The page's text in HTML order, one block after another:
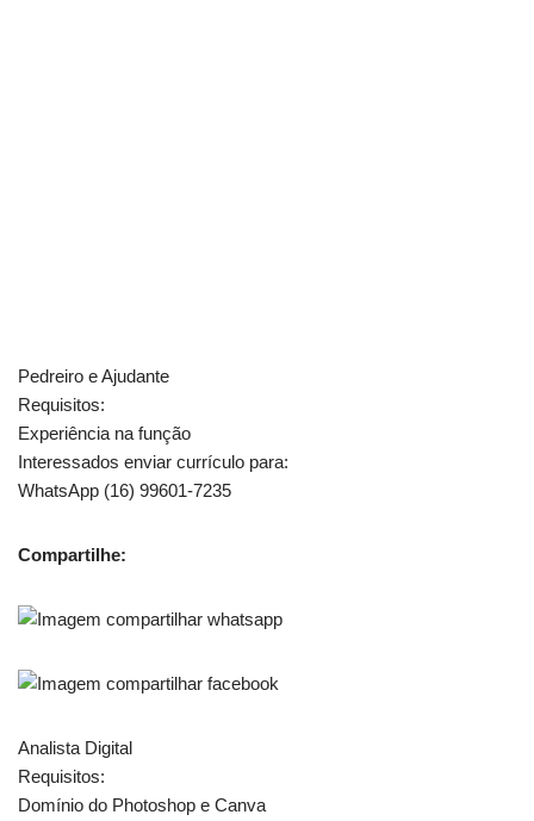
Pedreiro e Ajudante
Requisitos:
Experiência na função
Interessados enviar currículo para:
WhatsApp (16) 99601-7235
Compartilhe:
Analista Digital
Requisitos:
Domínio do Photoshop e Canva